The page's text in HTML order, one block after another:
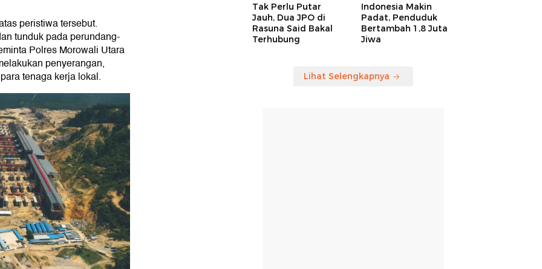
peristiwa tersebut.
tunduk pada perundang-
Polres Morowali Utara
penyerangan,
tenaga kerja lokal.
Tak Perlu Putar
Jauh, Dua JPO di
Rasuna Said Bakal
Terhubung
Indonesia Makin
Padat, Penduduk
Bertambah 1,8 Juta
Jiwa
Lihat Selengkapnya